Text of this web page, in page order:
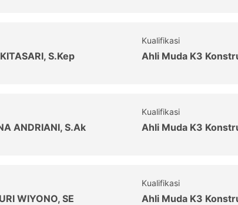
S.Kep
Kualifikasi
Ahli Muda K3
ANDRIANI, S.Ak
Kualifikasi
Ahli Muda K3
WIYONO, SE
Kualifikasi
Ahli Muda K3